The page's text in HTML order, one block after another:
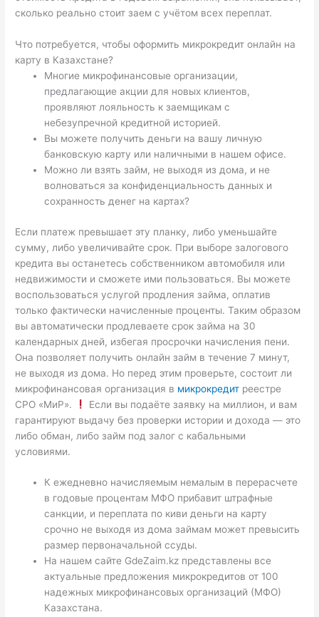
сколько реально стоит заем с учётом всех переплат.
Что потребуется, чтобы оформить микрокредит онлайн на
карту в Казахстане?
Многие микрофинансовые организации,
предлагающие акции для новых клиентов,
проявляют лояльность к заемщикам с
небезупречной кредитной историей.
Вы можете получить деньги на вашу личную
банковскую карту или наличными в нашем офисе.
Можно ли взять займ, не выходя из дома, и не
волноваться за конфиденциальность данных и
сохранность денег на картах?
Если платеж превышает эту планку, либо уменьшайте
сумму, либо увеличивайте срок. При выборе залогового
кредита вы останетесь собственником автомобиля или
недвижимости и сможете ими пользоваться. Вы можете
воспользоваться услугой продления займа, оплатив
только фактически начисленные проценты. Таким образом
вы автоматически продлеваете срок займа на 30
календарных дней, избегая просрочки начисления пени.
Она позволяет получить онлайн займ в течение 7 минут,
не выходя из дома. Но перед этим проверьте, состоит ли
микрофинансовая организация в микрокредит реестре
СРО «МиР».
Если вы подаёте заявку на миллион, и вам
гарантируют выдачу без проверки истории и дохода — это
либо обман, либо займ под залог с кабальными
условиями.
К ежедневно начисляемым немалым в перерасчете
в годовые процентам МФО прибавит штрафные
санкции, и переплата по киви деньги на карту
срочно не выходя из дома займам может превысить
размер первоначальной ссуды.
На нашем сайте GdeZaim.kz представлены все
актуальные предложения микрокредитов от 100
надежных микрофинансовых организаций (МФО)
Казахстана.